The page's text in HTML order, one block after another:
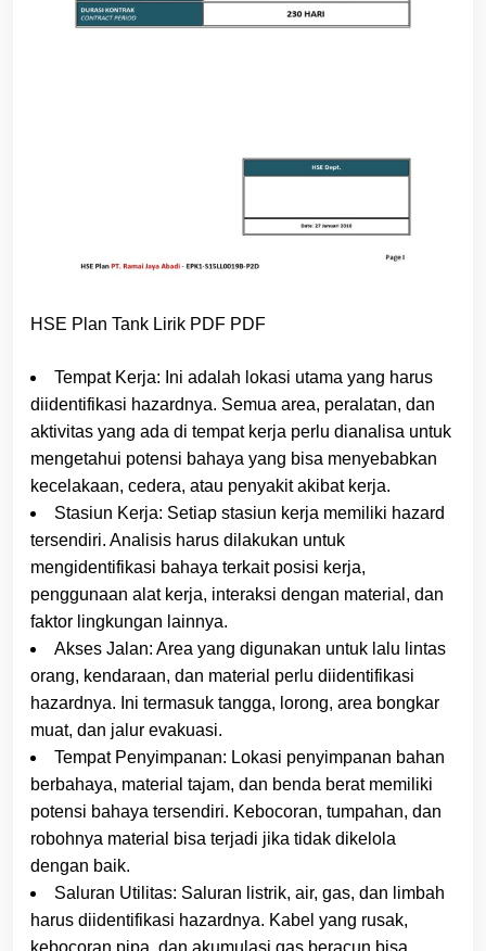
HSE Plan Tank Lirik PDF PDF
Tempat Kerja: Ini adalah lokasi utama yang harus
diidentifikasi hazardnya. Semua area, peralatan, dan
aktivitas yang ada di tempat kerja perlu dianalisa untuk
mengetahui potensi bahaya yang bisa menyebabkan
kecelakaan, cedera, atau penyakit akibat kerja.
Stasiun Kerja: Setiap stasiun kerja memiliki hazard
tersendiri. Analisis harus dilakukan untuk
mengidentifikasi bahaya terkait posisi kerja,
penggunaan alat kerja, interaksi dengan material, dan
faktor lingkungan lainnya.
Akses Jalan: Area yang digunakan untuk lalu lintas
orang, kendaraan, dan material perlu diidentifikasi
hazardnya. Ini termasuk tangga, lorong, area bongkar
muat, dan jalur evakuasi.
Tempat Penyimpanan: Lokasi penyimpanan bahan
berbahaya, material tajam, dan benda berat memiliki
potensi bahaya tersendiri. Kebocoran, tumpahan, dan
robohnya material bisa terjadi jika tidak dikelola
dengan baik.
Saluran Utilitas: Saluran listrik, air, gas, dan limbah
harus diidentifikasi hazardnya. Kabel yang rusak,
kebocoran pipa, dan akumulasi gas beracun bisa